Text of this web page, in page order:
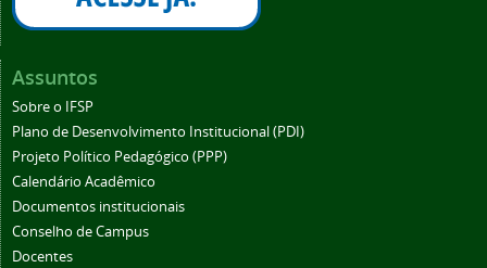
Assuntos
Sobre o IFSP
Plano de Desenvolvimento Institucional (PDI)
Projeto Político Pedagógico (PPP)
Calendário Acadêmico
Documentos institucionais
Conselho de Campus
Docentes